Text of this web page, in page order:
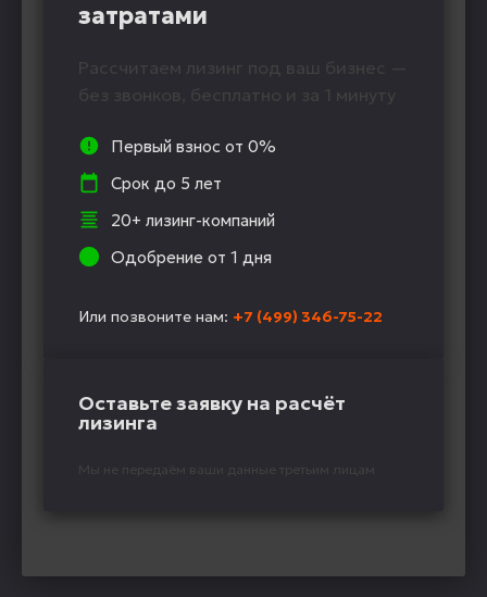
затратами
Рассчитаем лизинг под ваш бизнес —
без звонков, бесплатно и за 1 минуту
Первый взнос от 0%
Срок до 5 лет
20+ лизинг-компаний
Одобрение от 1 дня
Или позвоните нам: +7 (499) 346-75-22
Оставьте заявку на расчёт
лизинга
Мы не передаём ваши данные третьим лицам